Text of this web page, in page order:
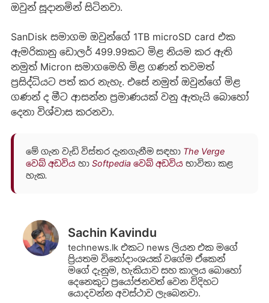
ඔවුන් සූදානමින් සිටිනවා.
SanDisk සමාගම ඔවුන්ගේ 1TB microSD card එක
ඇමරිකානු ඩොලර් 499.99කට මිළ නියම කර ඇති
නමුත් Micron සමාගමෙහි මිළ ගණන් තවමත්
ප්‍රසිද්ධියට පත් කර නැහැ. එසේ නමුත් ඔවුන්ගේ මිළ
ගණන් ද මීට ආසන්න ප්‍රමාණයක් වනු ඇතැයි බොහෝ
දෙනා විශ්වාස කරනවා.
මේ ගැන වැඩි විස්තර දැනගැනීම සඳහා The Verge
වෙබ් අඩවියහා Softpedia වෙබ් අඩවියභාවිතා කළ
හැක.
Sachin Kavindu
technews.lk එකට news ලියන එක මගේ
ප්‍රියතම විනෝදාංශයක් වගේම ඒකෙන්
මගේ දැනුම, හැකියාව සහ කාලය බොහෝ
දෙනෙකුට ප්‍රයෝජනවත් වෙන විදිහට
යොදවන්න අවස්ථාව ලැබෙනවා.